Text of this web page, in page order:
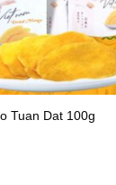
Tuan Dat 100g